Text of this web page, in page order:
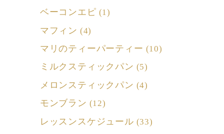
ベーコンエピ (1)
マフィン (4)
マリのティーパーティー (10)
ミルクスティックパン (5)
メロンスティックパン (4)
モンブラン (12)
レッスンスケジュール (33)